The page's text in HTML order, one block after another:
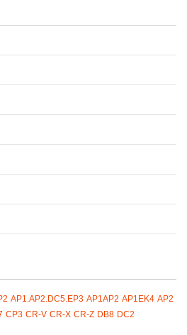
AP1.AP2.DC5.EP3 AP1AP2 AP1EK4 AP2
CP3 CR-V CR-X CR-Z DB8 DC2